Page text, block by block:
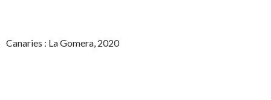
Canaries : La Gomera, 2020